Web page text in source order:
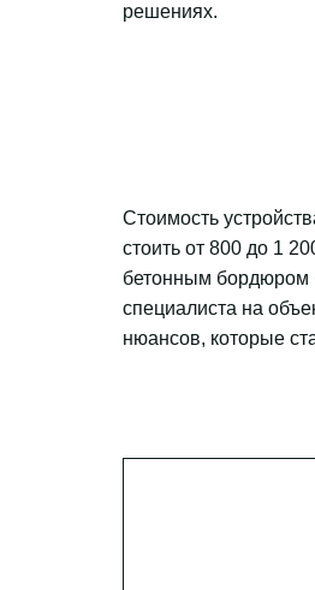
решениях.
Стоимость
стоить от 800 до 1
бетонным бордюром
специалиста на
нюансов, которые